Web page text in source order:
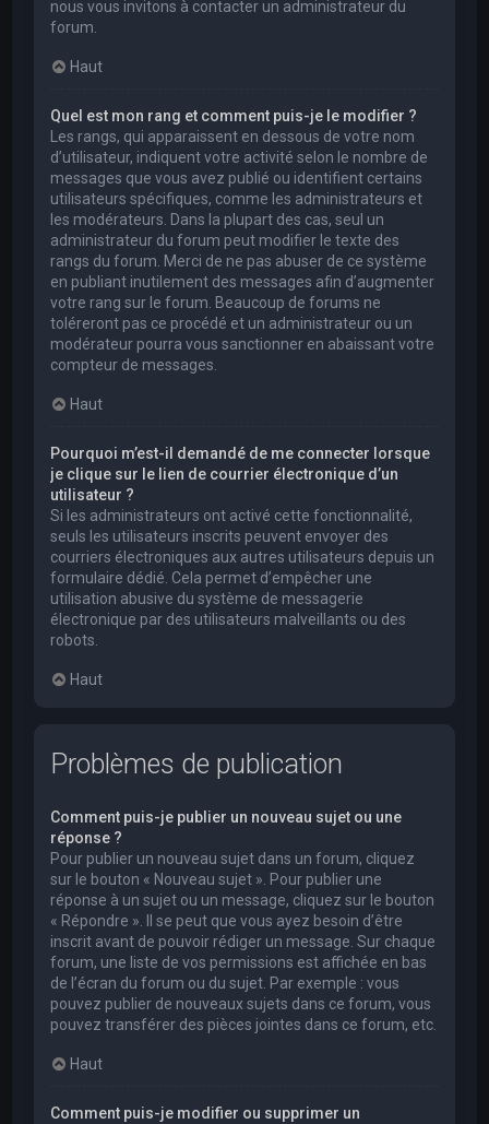
nous vous invitons à contacter un administrateur du
forum.
Haut
Quel est mon rang et comment puis-je le modifier ?
Les rangs, qui apparaissent en dessous de votre nom
d’utilisateur, indiquent votre activité selon le nombre de
messages que vous avez publié ou identifient certains
utilisateurs spécifiques, comme les administrateurs et
les modérateurs. Dans la plupart des cas, seul un
administrateur du forum peut modifier le texte des
rangs du forum. Merci de ne pas abuser de ce système
en publiant inutilement des messages afin d’augmenter
votre rang sur le forum. Beaucoup de forums ne
toléreront pas ce procédé et un administrateur ou un
modérateur pourra vous sanctionner en abaissant votre
compteur de messages.
Haut
Pourquoi m’est-il demandé de me connecter lorsque
je clique sur le lien de courrier électronique d’un
utilisateur ?
Si les administrateurs ont activé cette fonctionnalité,
seuls les utilisateurs inscrits peuvent envoyer des
courriers électroniques aux autres utilisateurs depuis un
formulaire dédié. Cela permet d’empêcher une
utilisation abusive du système de messagerie
électronique par des utilisateurs malveillants ou des
robots.
Haut
Problèmes de publication
Comment puis-je publier un nouveau sujet ou une
réponse ?
Pour publier un nouveau sujet dans un forum, cliquez
sur le bouton « Nouveau sujet ». Pour publier une
réponse à un sujet ou un message, cliquez sur le bouton
« Répondre ». Il se peut que vous ayez besoin d’être
inscrit avant de pouvoir rédiger un message. Sur chaque
forum, une liste de vos permissions est affichée en bas
de l’écran du forum ou du sujet. Par exemple : vous
pouvez publier de nouveaux sujets dans ce forum, vous
pouvez transférer des pièces jointes dans ce forum, etc.
Haut
Comment puis-je modifier ou supprimer un